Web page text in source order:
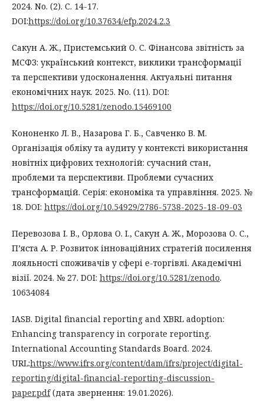
2024. No. (2). С. 14-17.
DOI:https://doi.org/10.37634/efp.2024.2.3
Сакун А. Ж., Пристемський О. С. Фінансова звітність за
МСФЗ: український контекст, виклики трансформації
та перспективи удосконалення. Актуальні питання
економічних наук. 2025. No. (11). DOI:
https://doi.org/10.5281/zenodo.15469100
Кононенко Л. В., Назарова Г. Б., Савченко В. М.
Організація обліку та аудиту у контексті використання
новітніх цифрових технологій: сучасний стан,
проблеми та перспективи. Проблеми сучасних
трансформацій. Серія: економіка та управління. 2025. №
18. DOI: https://doi.org/10.54929/2786-5738-2025-18-09-03
Перевозова І. В., Орлова О. І., Сакун А. Ж., Морозова О. С.,
П’яста А. Р. Розвиток інноваційних стратегій посилення
лояльності споживачів у сфері е-торгівлі. Академічні
візії. 2024. № 27. DOI: https://doi.org/10.5281/zenodo.
10634084
IASB. Digital financial reporting and XBRL adoption:
Enhancing transparency in corporate reporting.
International Accounting Standards Board. 2024.
URL:https://www.ifrs.org/content/dam/ifrs/project/digital-
reporting/digital-financial-reporting-discussion-
paper.pdf(дата звернення: 19.01.2026).